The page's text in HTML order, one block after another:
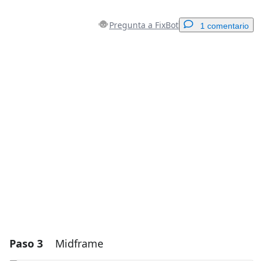
Pregunta a FixBot 1 comentario
Paso 3 Midframe